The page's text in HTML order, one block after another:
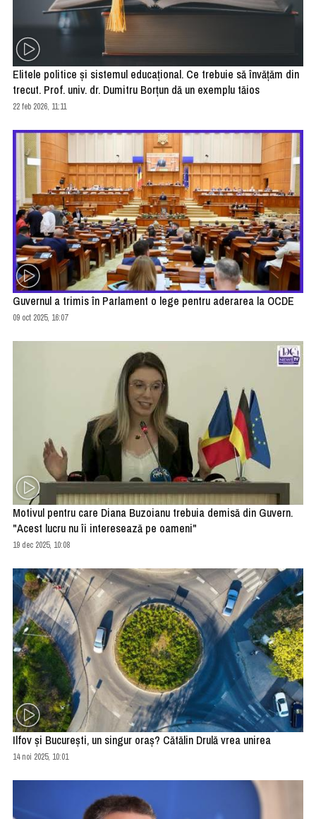
Elitele politice și sistemul educațional. Ce trebuie să învățăm din
trecut. Prof. univ. dr. Dumitru Borțun dă un exemplu tăios
22 feb 2026, 11:11
Guvernul a trimis în Parlament o lege pentru aderarea la OCDE
09 oct 2025, 16:07
Motivul pentru care Diana Buzoianu trebuia demisă din Guvern.
"Acest lucru nu îi interesează pe oameni"
19 dec 2025, 10:08
Ilfov şi Bucureşti, un singur oraş? Cătălin Drulă vrea unirea
14 noi 2025, 10:01